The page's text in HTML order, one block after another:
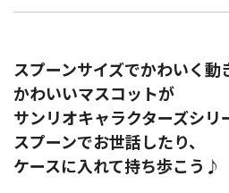
スプーンサイズでかわいく動
かわいいマスコットが
サンリオキャラクターズシリ
スプーンでお世話したり、
ケースに入れて持ち歩こう♪